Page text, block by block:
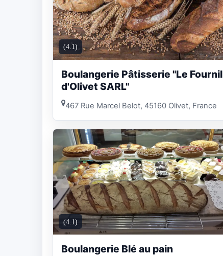
(4.1)
Boulangerie Pâtisserie "Le Fournil
d'Olivet SARL"
467 Rue Marcel Belot, 45160 Olivet, France
(4.1)
Boulangerie Blé au pain